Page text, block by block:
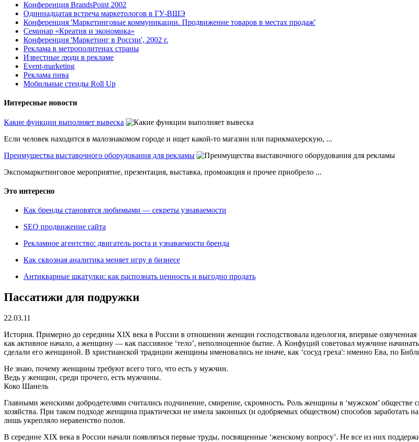
Конференция BrandsPoint 2002
Одиннадцатая встреча маркетологов в ГУ-ВШЭ
Конференция 'Маркетинговые коммуникации. Продвижение товаров в местах продаж'
Семинар «Креатив и экономика»
Конференция 'Маркетинг в России', 2002 г.
Реклама в метрополитенах страны
Известные люди в рекламе
Event-marketing
Реклама пива
Мобильные стенды Roll Up
Интересные новости
Какие функции выполняет вывеска
Если человек находится в малознакомом городе и ищет какой-то магазин или парикмахерскую, ...
Преимущества выставочного оборудования для рекламы
Экспомаркетинговое мероприятие, презентация, выставка, промоакция и прочее приобрело ...
Это интересно
Как бренды становятся любимыми — секреты узнаваемости
SEO продвижение сайта
Рекламное агентство: двигатель роста и узнаваемости бренда
Как сквозная аналитика меняет игру в бизнесе
Антикварные шкатулки: как распознать ценность и выгодно продать
Пассатижи для подружки
22.03.11
История. Примерно до середины XIX века в России в отношении женщин господствовала идеология, впервые
как активное начало, а женщину — как пассивное ‘тело’, неполноценное бытие. А Конфуций советовал мужчине
сделали его женщиной. В христианской традиции женщины именовались не иначе, как ‘сосуд греха': именно Ева, по
Не знаю, почему женщины требуют всего того, что есть у мужчин.
Ведь у женщин, среди прочего, есть мужчины.
Коко Шанель
Главными женскими добродетелями считались подчинение, смирение, скромность. Роль женщины в ‘мужском’ обществе
хозяйства. При таком подходе женщина практически не имела законных (и одобряемых обществом) способов заработать
лишь укрепляло неравенство полов.
В середине XIX века в России начали появляться первые труды, посвященные ‘женскому вопросу’. Не все из них